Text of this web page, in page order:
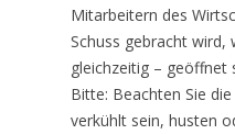
Mitarbeitern des
Schuss gebracht wird,
gleichzeitig – geöffnet
Bitte: Beachten Sie
verkühlt sein, husten